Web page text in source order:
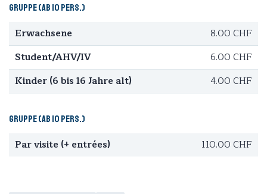
Gruppe (ab 10 Pers.)
Erwachsene
8.00 CHF
Student/AHV/IV
6.00 CHF
Kinder (6 bis 16 Jahre alt)
4.00 CHF
Gruppe (ab 10 Pers.)
Par visite (+ entrées) 110.00 CHF